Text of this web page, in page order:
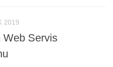
2019
Web Servis